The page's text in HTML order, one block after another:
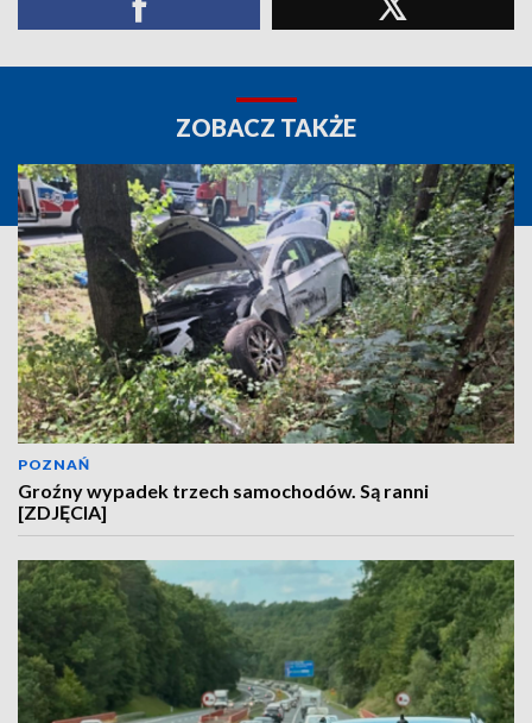
ZOBACZ TAKŻE
POZNAŃ
Groźny wypadek trzech samochodów. Są ranni
[ZDJĘCIA]